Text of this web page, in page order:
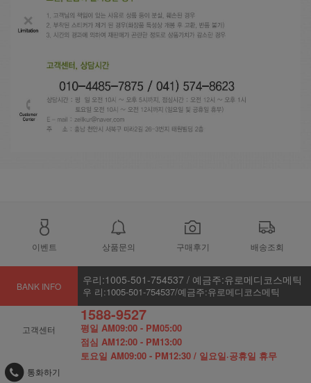
이벤트 상품문의 구매후기 배송조회
BANK INFO 우리:1005-501-754537 / 예금주:유로메디코스메틱
우 리:1005-501-754537/예금주:유로메디코스메틱
고객센터
1588-9527
평일 AM09:00 - PM05:00
점심 AM12:00 - PM13:00
토요일 AM09:00 - PM12:30 / 일요일·공휴일 휴무
통화하기